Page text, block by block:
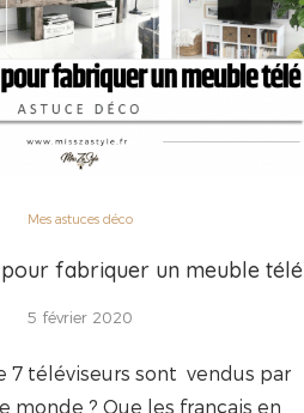
Mes astuces déco
pour fabriquer un meuble télé
5 février 2020
7 téléviseurs sont vendus par
monde ? Que les français en